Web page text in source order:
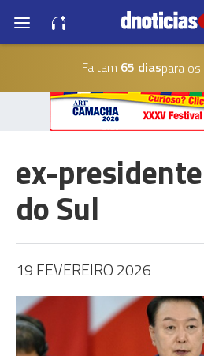
Faltam 65 diaspara os
ex-
do Sul
19 FEVEREIRO 2026